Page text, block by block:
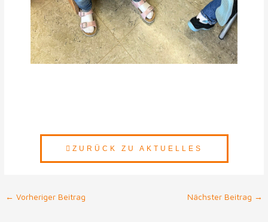
ZURÜCK ZU AKTUELLES
← Vorheriger Beitrag Nächster Beitrag →